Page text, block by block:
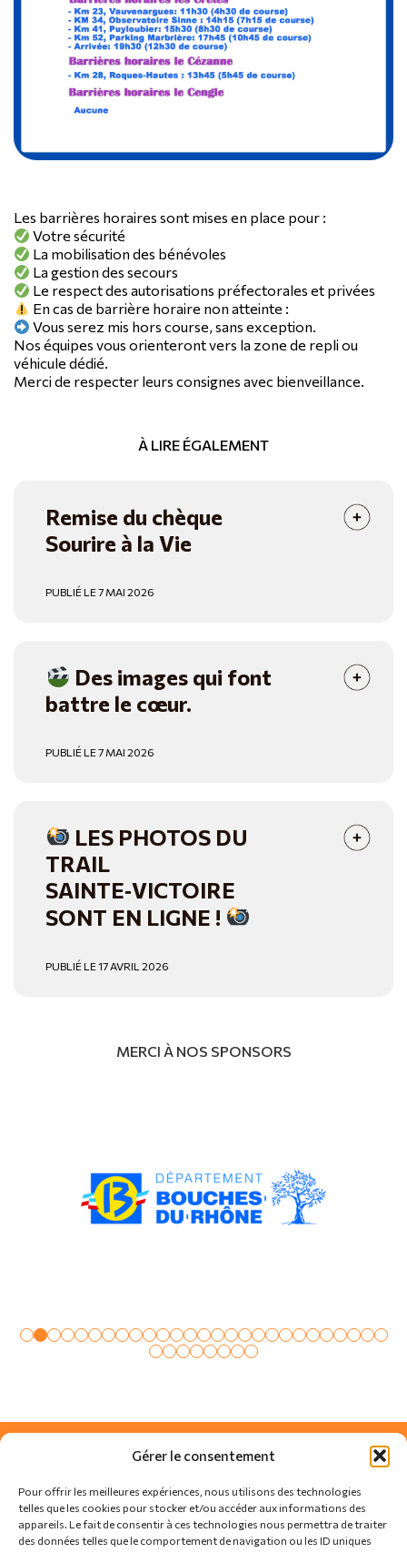
Gérer le consentement
Pour offrir les meilleures expériences, nous utilisons des technologies
telles que les cookies pour stocker et/ou accéder aux informations des
appareils. Le fait de consentir à ces technologies nous permettra de traiter
des données telles que le comportement de navigation ou les ID uniques
Les barrières horaires sont mises en place pour :
Votre sécurité
La mobilisation des bénévoles
La gestion des secours
Le respect des autorisations préfectorales et privées
En cas de barrière horaire non atteinte :
Vous serez mis hors course, sans exception.
Nos équipes vous orienteront vers la zone de repli ou
véhicule dédié.
Merci de respecter leurs consignes avec bienveillance.
À LIRE ÉGALEMENT
Remise du chèque
Sourire à la Vie
PUBLIÉ LE 7 MAI 2026
Des images qui font
battre le cœur.
PUBLIÉ LE 7 MAI 2026
LES PHOTOS DU
TRAIL
SAINTE‑VICTOIRE
SONT EN LIGNE !
PUBLIÉ LE 17 AVRIL 2026
MERCI À NOS SPONSORS